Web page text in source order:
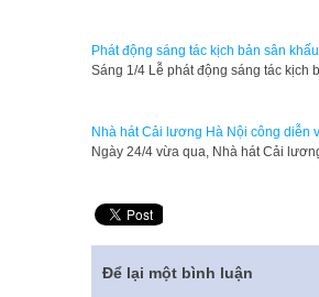
Phát động sáng tác kịch bản sân
Sáng 1/4 Lễ phát động sáng tác
Nhà hát Cải lương Hà Nội công diễn
Ngày 24/4 vừa qua, Nhà hát Cải
Để lại một bình luận